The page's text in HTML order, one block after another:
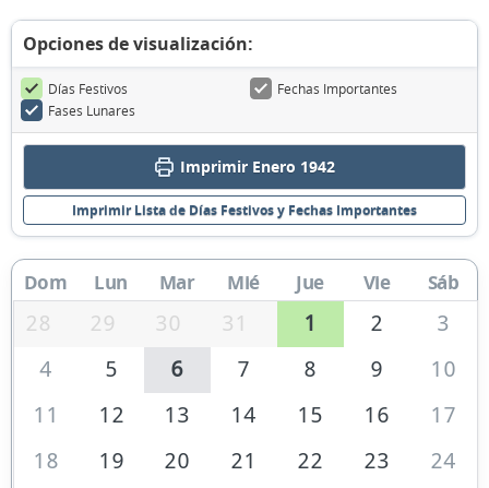
Opciones de visualización:
Días Festivos
Fechas Importantes
Fases Lunares
Imprimir Enero 1942
Imprimir Lista de Días Festivos y Fechas Importantes
Dom Lun Mar Mié Jue Vie Sáb
28 29 30 31 1 2
3
4
5 6 7 8 9
10
11
12 13 14 15 16
17
18
19 20 21 22 23
24